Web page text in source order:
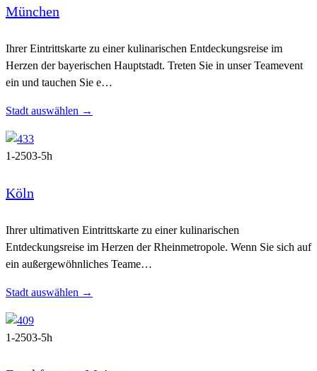
München
Ihrer Eintrittskarte zu einer kulinarischen Entdeckungsreise im
Herzen der bayerischen Hauptstadt. Treten Sie in unser Teamevent
ein und tauchen Sie e…
Stadt auswählen →
1-2503-5h
Köln
Ihrer ultimativen Eintrittskarte zu einer kulinarischen
Entdeckungsreise im Herzen der Rheinmetropole. Wenn Sie sich auf
ein außergewöhnliches Teame…
Stadt auswählen →
1-2503-5h